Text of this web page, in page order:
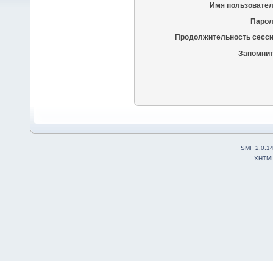
Имя
Продолжительность
SMF 2.0.14